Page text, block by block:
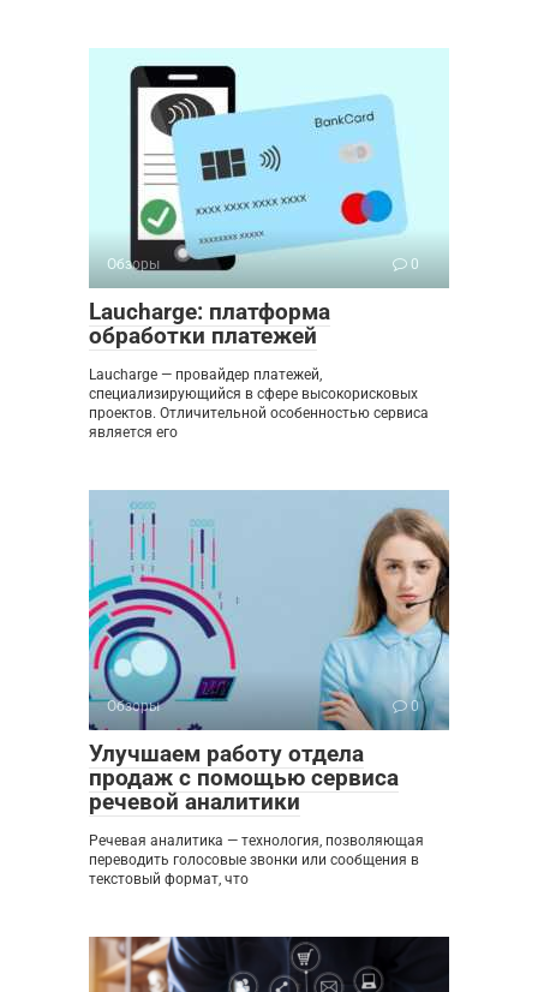
Обзоры 0
Laucharge: платформа
обработки платежей
Laucharge — провайдер платежей,
специализирующийся в сфере высокорисковых
проектов. Отличительной особенностью сервиса
является его
Обзоры 0
Улучшаем работу отдела
продаж с помощью сервиса
речевой аналитики
Речевая аналитика — технология, позволяющая
переводить голосовые звонки или сообщения в
текстовый формат, что